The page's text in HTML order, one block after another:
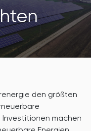
den größten
machen